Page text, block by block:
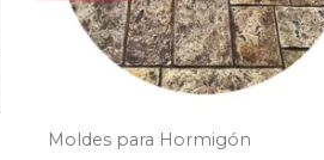
Moldes para Hormigón